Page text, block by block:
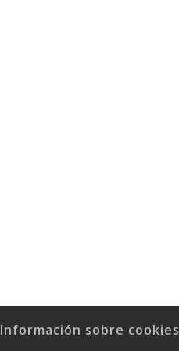
Información sobre cookies